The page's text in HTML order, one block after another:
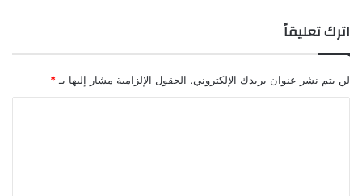
اترك تعليقاً
لن يتم نشر عنوان بريدك الإلكتروني. الحقول الإلزامية مشار إليها بـ *